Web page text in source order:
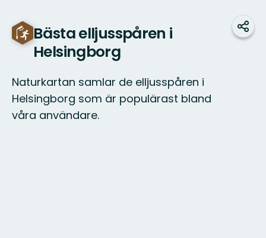
Bästa elljusspåren i
Helsingborg
Naturkartan samlar de elljusspåren i
Helsingborg som är populärast bland
våra användare.
Dela